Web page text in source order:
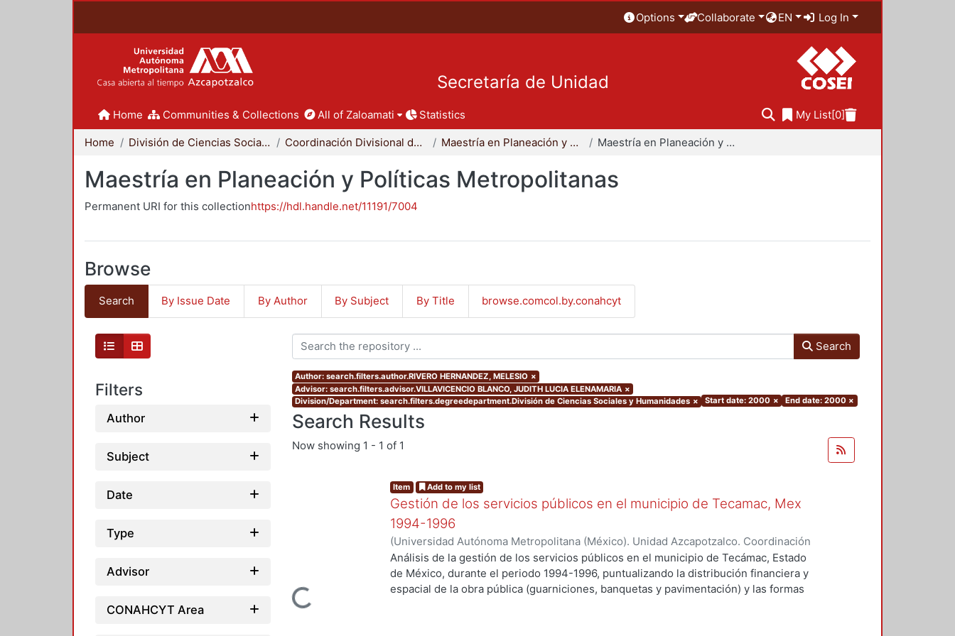
Options Collaborate EN Log In
Secretaría de Unidad
Home Communities & Collections All of Zaloamati Statistics My List[0]
Home División de Ciencias Sociales y Humanidades Coordinación Divisional de Posgrado Maestría en Planeación y Políticas Metropolitanas Maestría en Planeación y Políticas Metropolitanas
Maestría en Planeación y Políticas Metropolitanas
Permanent URI for this collectionhttps://hdl.handle.net/11191/7004
Browse
Search By Issue Date By Author By Subject By Title browse.comcol.by.conahcyt
Filters
Author
Subject
Date
Type
Advisor
CONAHCYT Area
Search
Author: search.filters.author.RIVERO HERNANDEZ, MELESIO ×
Advisor: search.filters.advisor.VILLAVICENCIO BLANCO, JUDITH LUCIA ELENAMARIA ×
Division/Department: search.filters.degreedepartment.División de Ciencias Sociales y Humanidades × Start date: 2000 × End date: 2000 ×
Search Results
Now showing 1 - 1 of 1
Loading...
Item Add to my list
Gestión de los servicios públicos en el municipio de Tecamac, Mex
1994-1996
(Universidad Autónoma Metropolitana (México). Unidad Azcapotzalco. Coordinación
de Servicios de Información. ,2000-01 )RIVERO HERNANDEZ, MELESIO
Análisis de la gestión de los servicios públicos en el municipio de Tecámac, Estado
de México, durante el periodo 1994-1996, puntualizando la distribución financiera y
espacial de la obra pública (guarniciones, banquetas y pavimentación) y las formas